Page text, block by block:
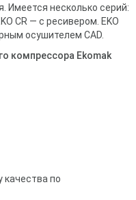
Имеется несколько серий:
CR — с ресивером. EKO
осушителем CAD.
компрессора Ekomak
качества по